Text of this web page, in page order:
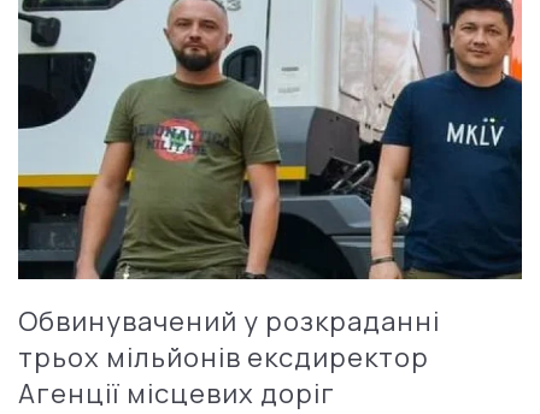
Обвинувачений у розкраданні
трьох мільйонів ексдиректор
Агенції місцевих доріг